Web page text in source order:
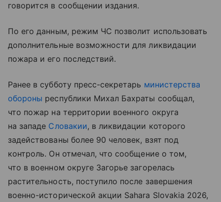
говорится в сообщении издания.
По его данным, режим ЧС позволит использовать
дополнительные возможности для ликвидации
пожара и его последствий.
Ранее в субботу пресс-секретарь министерства
обороны республики Михал Бахраты сообщал,
что пожар на территории военного округа
на западе Словакии, в ликвидации которого
задействованы более 90 человек, взят под
контроль. Он отмечал, что сообщение о том,
что в военном округе Загорье загорелась
растительность, поступило после завершения
военно-исторической акции Sahara Slovakia 2026,